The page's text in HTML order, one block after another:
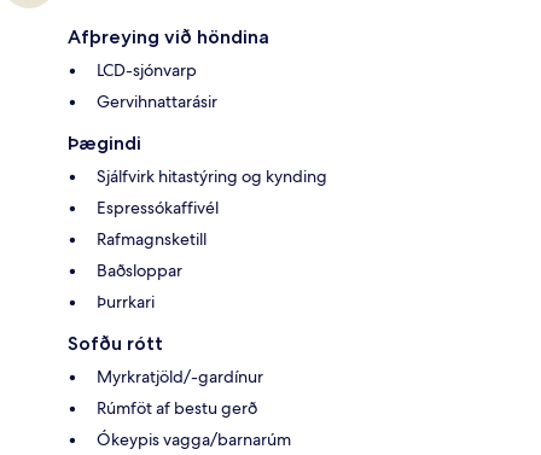
Afþreying við höndina
LCD-sjónvarp
Gervihnattarásir
Þægindi
Sjálfvirk hitastýring og kynding
Espressókaffivél
Rafmagnsketill
Baðsloppar
Þurrkari
Sofðu rótt
Myrkratjöld/-gardínur
Rúmföt af bestu gerð
Ókeypis vagga/barnarúm